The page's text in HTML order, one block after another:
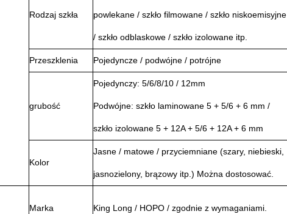
Rodzaj szkła powlekane / szkło filmowane / szkło niskoemisyjne
/ szkło odblaskowe / szkło izolowane itp.
Przeszklenia Pojedyncze / podwójne / potrójne
grubość
Pojedynczy: 5/6/8/10 / 12mm
Podwójne: szkło laminowane 5 + 5/6 + 6 mm /
szkło izolowane 5 + 12A + 5/6 + 12A + 6 mm
Kolor
Jasne / matowe / przyciemniane (szary, niebieski,
jasnozielony, brązowy itp.) Można dostosować.
Marka King Long / HOPO / zgodnie z wymaganiami.